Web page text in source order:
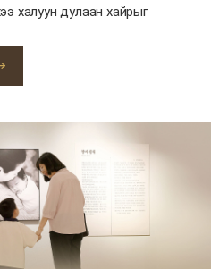
халуун дулаан хайрыг